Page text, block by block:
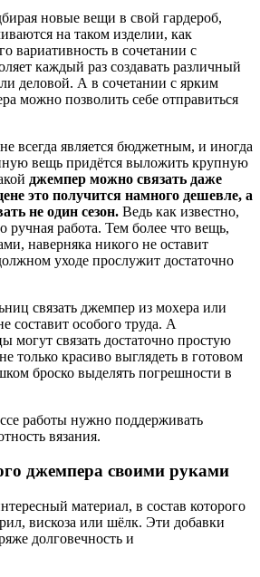
новые вещи в свой гардероб,
на таком изделии, как
вариативность в сочетании с
каждый раз создавать различный
деловой. А в сочетании с ярким
можно позволить себе отправиться
всегда является бюджетным, и иногда
вещь придётся выложить крупную
джемпер можно связать даже
это получится намного дешевле, а
не один сезон. Ведь как известно,
ручная работа. Тем более что вещь,
наверняка никого не оставит
уходе прослужит достаточно
связать джемпер из мохера или
составит особого труда. А
могут связать достаточно простую
только красиво выглядеть в готовом
броско выделять погрешности в
работы нужно поддерживать
вязания.
джемпера своими руками
материал, в состав которого
вискоза или шёлк. Эти добавки
долговечность и